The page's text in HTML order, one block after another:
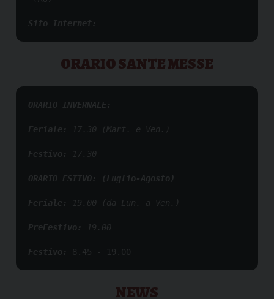
Sito Internet:
ORARIO SANTE MESSE
ORARIO INVERNALE:
Feriale: 17.30 (Mart. e Ven.)
Festivo: 17.30
ORARIO ESTIVO: (Luglio-Agosto)
Feriale: 19.00 (da Lun. a Ven.)
PreFestivo: 19.00
Festivo: 8.45 - 19.00
NEWS